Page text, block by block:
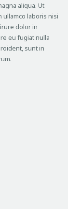
aliqua. Ut
ullamco laboris nisi
dolor in
eu fugiat nulla
sunt in